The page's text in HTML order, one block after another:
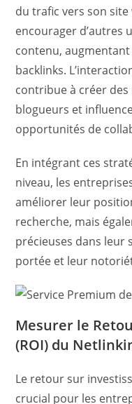
du trafic vers son
encourager d’autres
contenu, augmentant
backlinks.
contribue à créer des
blogueurs et
opportunités de
En intégrant ces
niveau, les
améliorer leur
recherche, mais
précieuses dans leur
portée et leur
Mesurer le
(ROI) du
Le retour sur
crucial pour les